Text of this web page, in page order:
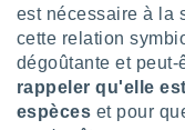
nos
le
est nécessaire à la
cette relation
dégoûtante et peut-
rappeler qu'elle
espèces et pour